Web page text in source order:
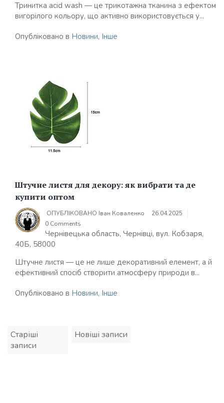
Тринитка acid wash — це трикотажна тканина з ефектом
вигорілого кольору, що активно використовується у...
Опубліковано в Новини, Інше
Штучне листя для декору: як вибрати та де
купити оптом
ОПУБЛІКОВАНО Іван Коваленко
26.04.2025
0 Comments
Чернівецька область, Чернівці, вул. Кобзаря,
40Б, 58000
Штучне листя — це не лише декоративний елемент, а й
ефективний спосіб створити атмосферу природи в...
Опубліковано в Новини, Інше
Навігація
за
Старіші
записи
Новіші записи